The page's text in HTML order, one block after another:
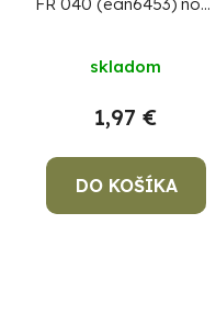
B
skladom
1,97 €
DO KOŠÍKA